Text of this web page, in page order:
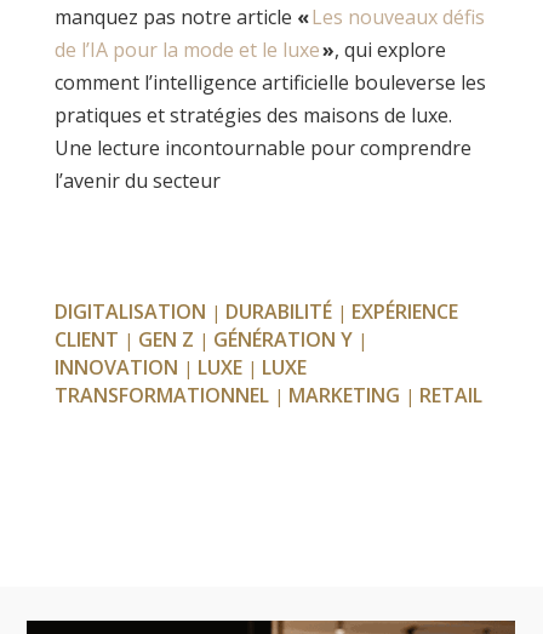
manquez pas notre article «Les nouveaux défis
de l’IA pour la mode et le luxe», qui explore
comment l’intelligence artificielle bouleverse les
pratiques et stratégies des maisons de luxe.
Une lecture incontournable pour comprendre
l’avenir du secteur
DIGITALISATION | DURABILITÉ| EXPÉRIENCE
CLIENT | GEN Z | GÉNÉRATION Y|
INNOVATION | LUXE| LUXE
TRANSFORMATIONNEL| MARKETING | RETAIL